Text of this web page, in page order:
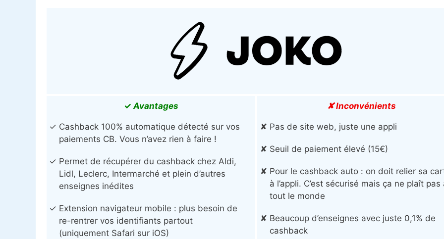
✓Avantages
Cashback 100% automatique détecté sur vos
paiements CB. Vous n’avez rien à faire !
Permet de récupérer du cashback chez Aldi,
Lidl, Leclerc, Intermarché et plein d’autres
enseignes inédites
Extension navigateur mobile : plus besoin de
re-rentrer vos identifiants partout
(uniquement Safari sur iOS)
✘ Inconvénients
Pas de site web, juste une appli
Seuil de paiement élevé (15€)
Pour le cashback auto : on doit relier sa
à l’appli. C’est sécurisé mais ça ne plaît pas
tout le monde
Beaucoup d’enseignes avec juste 0,1% de
cashback